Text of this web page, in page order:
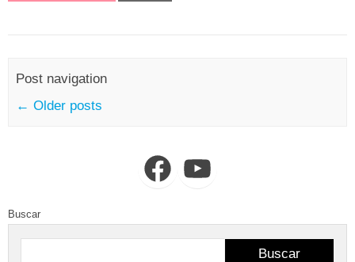
Post navigation
← Older posts
FacebookYouTube
Buscar
Buscar